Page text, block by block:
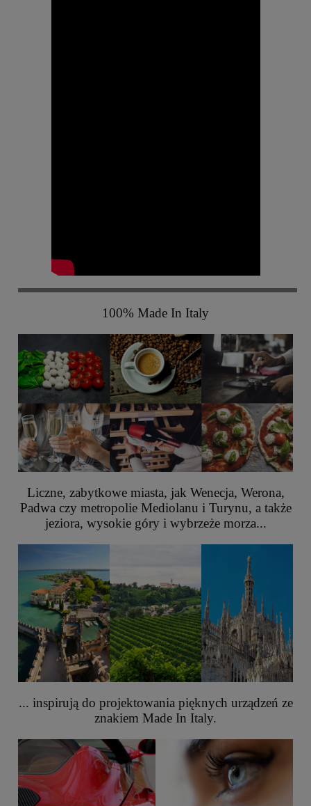
100% Made In Italy
Liczne, zabytkowe miasta, jak Wenecja, Werona,
Padwa czy metropolie Mediolanu i Turynu, a także
jeziora, wysokie góry i wybrzeże morza...
... inspirują do projektowania pięknych urządzeń ze
znakiem Made In Italy.